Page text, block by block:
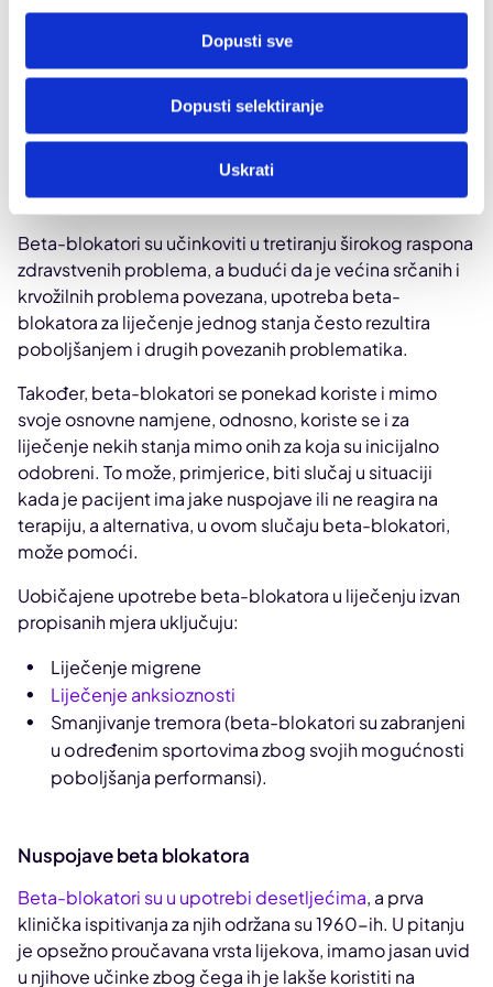
Dopusti sve
Dopusti selektiranje
Uskrati
Što se još može liječiti beta-blokatorima?
Osim bolesti srca i krvožilnog sustava, koriste se za
liječenje nekoliko drugih stanja:
Esencijalni tremor
Hipertireoza
Beta-blokatori su učinkoviti u tretiranju širokog raspona
zdravstvenih problema, a budući da je većina srčanih i
krvožilnih problema povezana, upotreba beta-
blokatora za liječenje jednog stanja često rezultira
poboljšanjem i drugih povezanih problematika.
Također, beta-blokatori se ponekad koriste i mimo
svoje osnovne namjene, odnosno, koriste se i za
liječenje nekih stanja mimo onih za koja su inicijalno
odobreni. To može, primjerice, biti slučaj u situaciji
kada je pacijent ima jake nuspojave ili ne reagira na
terapiju, a alternativa, u ovom slučaju beta-blokatori,
može pomoći.
Uobičajene upotrebe beta-blokatora u liječenju izvan
propisanih mjera uključuju:
Liječenje migrene
Liječenje anksioznosti
Smanjivanje tremora (beta-blokatori su zabranjeni
u određenim sportovima zbog svojih mogućnosti
poboljšanja performansi).
Nuspojave beta blokatora
Beta-blokatori su u upotrebi desetljećima, a prva
klinička ispitivanja za njih održana su 1960-ih. U pitanju
je opsežno proučavana vrsta lijekova, imamo jasan uvid
u njihove učinke zbog čega ih je lakše koristiti na